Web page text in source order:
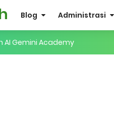
Blog Administrasi
AI Gemini Academy